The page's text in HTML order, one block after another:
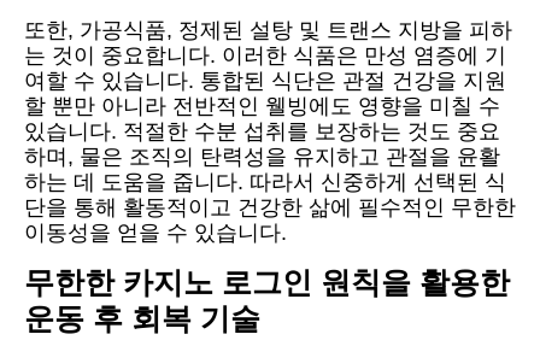
또한, 가공식품, 정제된 설탕 및 트랜스 지방을 피하
는 것이 중요합니다. 이러한 식품은 만성 염증에 기
여할 수 있습니다. 통합된 식단은 관절 건강을 지원
할 뿐만 아니라 전반적인 웰빙에도 영향을 미칠 수
있습니다. 적절한 수분 섭취를 보장하는 것도 중요
하며, 물은 조직의 탄력성을 유지하고 관절을 윤활
하는 데 도움을 줍니다. 따라서 신중하게 선택된 식
단을 통해 활동적이고 건강한 삶에 필수적인 무한한
이동성을 얻을 수 있습니다.
무한한 카지노 로그인 원칙을 활용한
운동 후 회복 기술